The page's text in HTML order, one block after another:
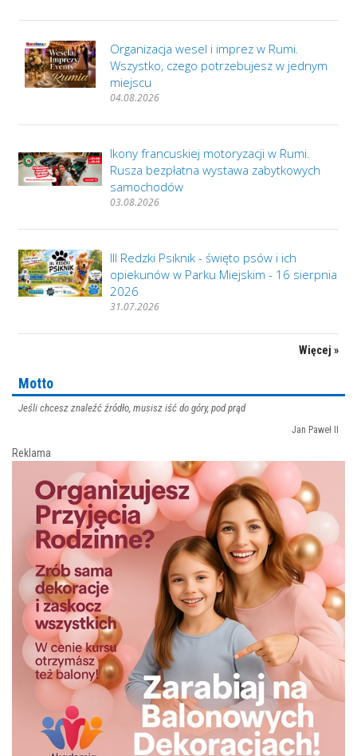
Organizacja wesel i imprez w Rumi.
Wszystko, czego potrzebujesz w jednym
miejscu
04.08.2026
Ikony francuskiej motoryzacji w Rumi.
Rusza bezpłatna wystawa zabytkowych
samochodów
03.08.2026
III Redzki Psiknik - święto psów i ich
opiekunów w Parku Miejskim - 16 sierpnia
2026
31.07.2026
Więcej »
Motto
Jeśli chcesz znaleźć źródło, musisz iść do góry, pod prąd
Jan Paweł II
Reklama